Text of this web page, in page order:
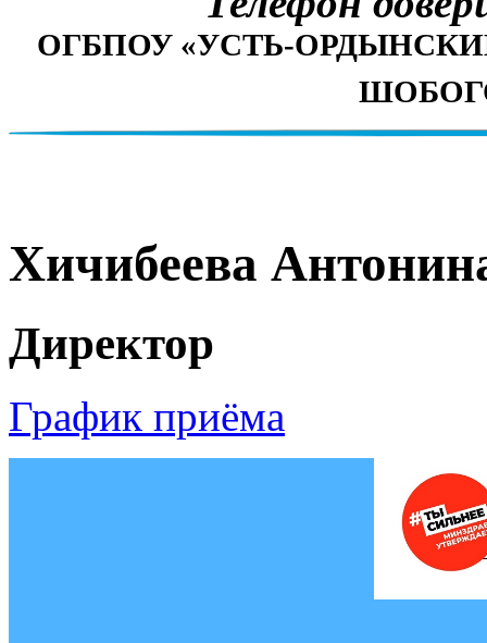
ОГБПОУ «УСТЬ-
Хичибеева
Директор
График приёма